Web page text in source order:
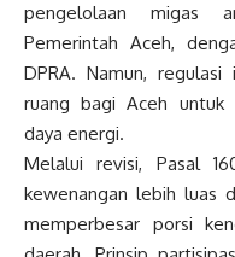
pengelolaan migas
Pemerintah Aceh,
DPRA. Namun,
ruang bagi Aceh untuk
daya energi.
Melalui revisi, Pasal
kewenangan lebih luas
memperbesar porsi